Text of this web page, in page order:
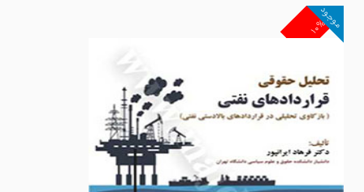
۱۰%
موجود